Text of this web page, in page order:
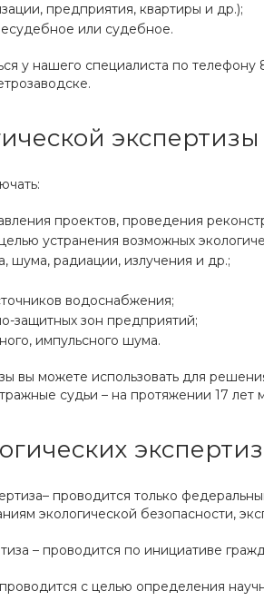
предприятия, квартиры и др.);
или судебное.
у нашего специалиста по
экспертизы
проектов, проведения
устранения возможных
шума, радиации, излучения и др.;
водоснабжения;
защитных зон предприятий;
импульсного шума.
вы можете использовать для
судьи – на протяжении 17
экспертиз
проводится только
экологической безопасности,
– проводится по инициативе
проводится с целью определения